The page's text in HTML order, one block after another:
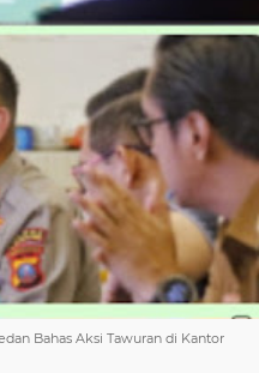
Bahas Aksi Tawuran di Kantor